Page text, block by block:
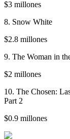
$3 millones
8. Snow White
$2.8 millones
9. The Woman in
$2 millones
10. The Chosen:
Part 2
$0.9 millones